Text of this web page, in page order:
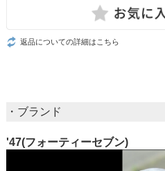
返品についての詳細はこちら
・ブランド
'47(フォーティーセブン)